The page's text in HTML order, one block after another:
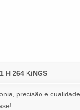
H 264 KiNGS
precisão e qualidade.